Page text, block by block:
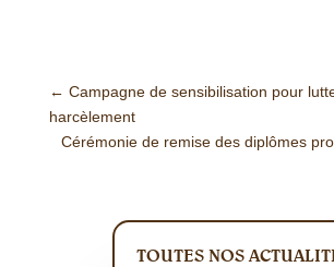
← Campagne de sensibilisation pour
harcèlement
Cérémonie de remise des diplômes
TOUTES NOS